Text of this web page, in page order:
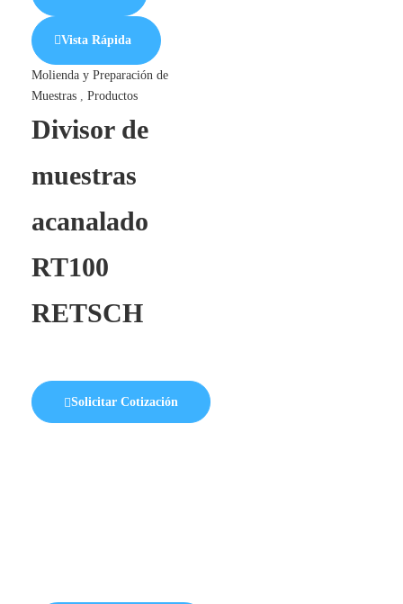
Vista Rápida
Molienda y Preparación de
Muestras, Productos
Divisor de
muestras
acanalado
RT100
RETSCH
Solicitar Cotización